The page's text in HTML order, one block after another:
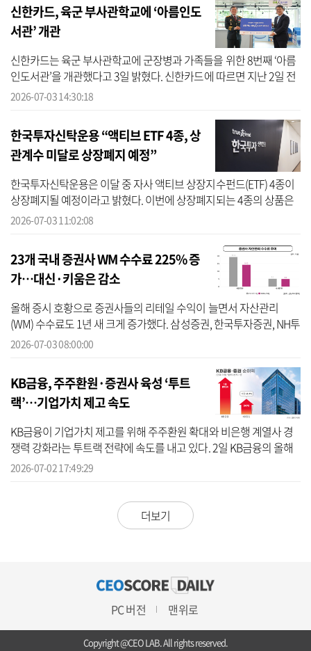
신한카드, 육군 부사관학교에 ‘아름인도
서관’ 개관
신한카드는 육군 부사관학교에 군장병과 가족들을 위한 8번째 ‘아름
인도서관’을 개관했다고 3일 밝혔다. 신한카드에 따르면 지난 2일 전
북 익산시에 위치한 육군 부사관학교에서 열린 개관식에는 임국기 육
2026-07-03 14:30:18
한국투자신탁운용 “액티브 ETF 4종, 상
관계수 미달로 상장폐지 예정”
한국투자신탁운용은 이달 중 자사 액티브 상장지수펀드(ETF) 4종이
상장폐지될 예정이라고 밝혔다. 이번에 상장폐지되는 4종의 상품은
△ACE TDF2030액티브 적격 △ACE TDF2050액티브 적격 △ACE
2026-07-03 11:02:08
23개 국내 증권사 WM 수수료 225% 증
가…대신·키움은 감소
올해 증시 호황으로 증권사들의 리테일 수익이 늘면서 자산관리
(WM) 수수료도 1년 새 크게 증가했다. 삼성증권, 한국투자증권, NH투
자증권, KB증권 등은 고액자산가 영업과 랩어카운트, 신탁, 금융상품
2026-07-03 08:00:00
KB금융, 주주환원·증권사 육성 ‘투트
랙’…기업가치 제고 속도
KB금융이 기업가치 제고를 위해 주주환원 확대와 비은행 계열사 경
쟁력 강화라는 투트랙 전략에 속도를 내고 있다. 2일 KB금융의 올해
자사주 매입 현황을 분석한 결과, 현재까지 약 2000억원 규모의 자사
2026-07-02 17:49:29
더보기
PC 버전 맨위로
Copyright @CEO LAB. All rights reserved.